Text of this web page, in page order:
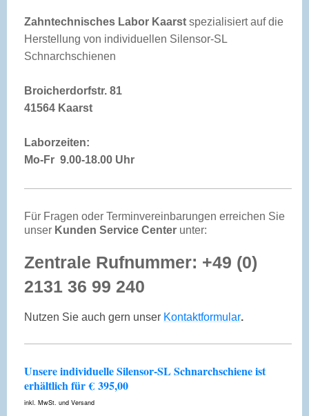
Zahntechnisches Labor Kaarst spezialisiert auf die
Herstellung von individuellen Silensor-SL
Schnarchschienen
Broicherdorfstr. 81
41564 Kaarst
Laborzeiten:
Mo-Fr 9.00-18.00 Uhr
Für Fragen oder Terminvereinbarungen erreichen Sie
unser Kunden Service Center unter:
Zentrale Rufnummer: +49 (0)
2131 36 99 240
Nutzen Sie auch gern unser Kontaktformular.
Unsere individuelle Silensor-SL Schnarchschiene ist
erhältlich für€ 395,00
inkl. MwSt. und Versand